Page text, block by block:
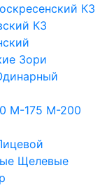
КЗ
КЗ
Зори
М-175 М-200
Щелевые